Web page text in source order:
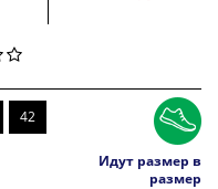
42
Идут размер в
размер